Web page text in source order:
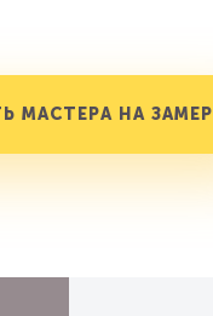
МАСТЕРА НА ЗАМЕР